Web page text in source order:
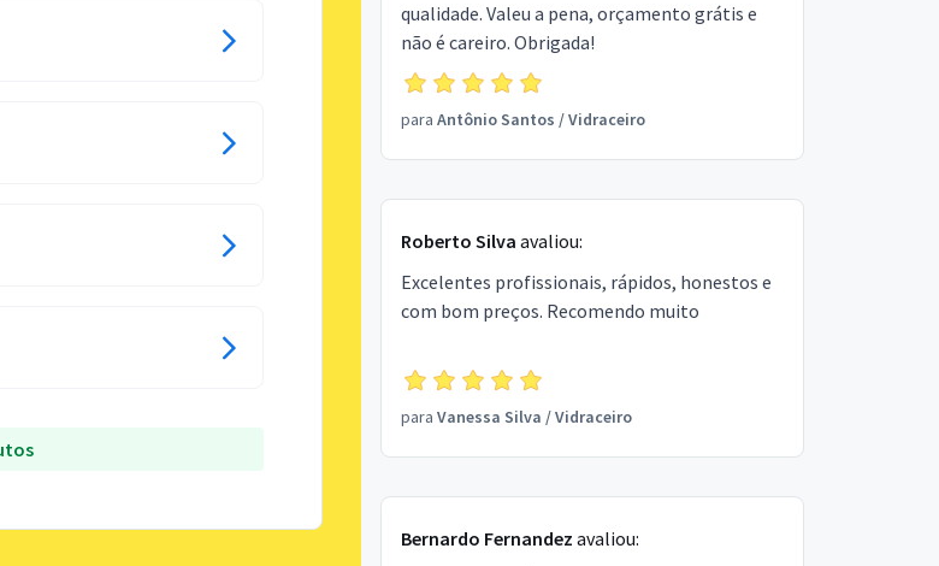
qualidade. Valeu a pena, orçamento grátis e
não é careiro. Obrigada!
para Antônio Santos /Vidraceiro
Roberto Silva avaliou:
Excelentes profissionais, rápidos, honestos e
com bom preços. Recomendo muito
para Vanessa Silva /Vidraceiro
Bernardo Fernandez avaliou: